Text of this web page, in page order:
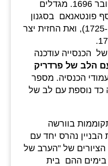
ראדחייבסקי ה 14 באוקטובר 1696. מגדלים
פונטאנאם בסגנון
בארוקקא מאוחרת (1725-1737), ואת החזית יצר
19 הפנים של הכנסייה עודכנה
הכד עם הלב של פרדריק
הכנסיה. מספר
כד נוספת עם לב של
ההתקוממות בוורשה
הבניין נהרס יחד עם
של "הערב של
בימים ההם בית